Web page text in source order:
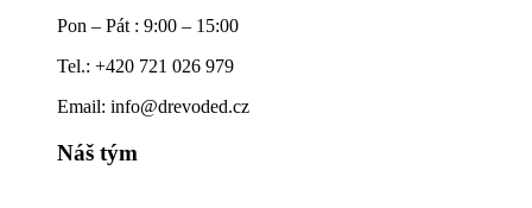
Pon – Pát : 9:00 – 15:00
Tel.: +420 721 026 979
Email: info@drevoded.cz
Náš tým